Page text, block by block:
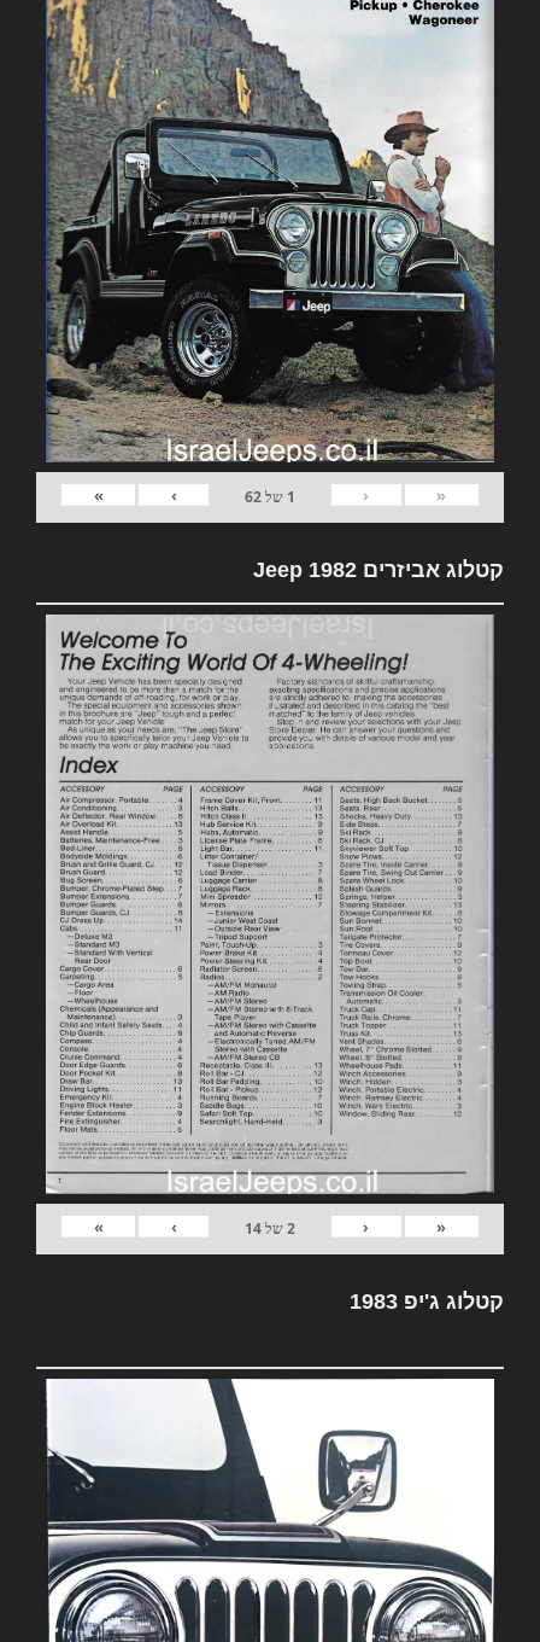
«
‹
1 של62
›
»
קטלוג אביזרים 1982 Jeep
«
‹
2של14
›
»
קטלוג ג'יפ 1983